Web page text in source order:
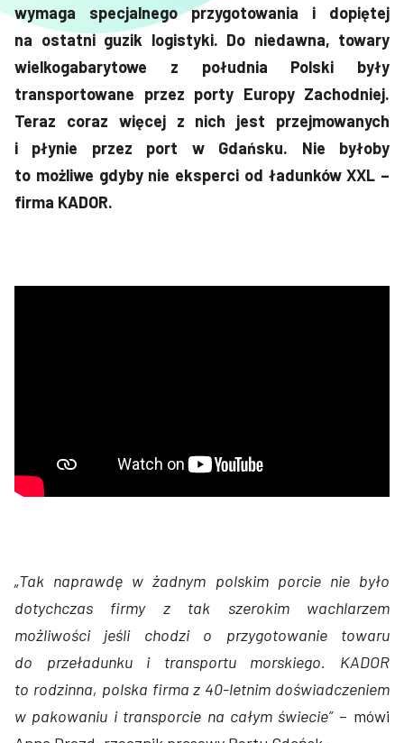
wymaga specjalnego przygotowania i dopiętej
na ostatni guzik logistyki. Do niedawna, towary
wielkogabarytowe z południa Polski były
transportowane przez porty Europy Zachodniej.
Teraz coraz więcej z nich jest przejmowanych
i płynie przez port w Gdańsku. Nie byłoby
to możliwe gdyby nie eksperci od ładunków XXL –
firma KADOR.
„Tak naprawdę w żadnym polskim porcie nie było
dotychczas firmy z tak szerokim wachlarzem
możliwości jeśli chodzi o przygotowanie towaru
do przeładunku i transportu morskiego. KADOR
to rodzinna, polska firma z 40-letnim doświadczeniem
w pakowaniu i transporcie na całym świecie” – mówi